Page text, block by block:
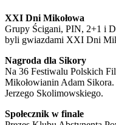
XXI Dni Mikołowa
Grupy Ścigani, PIN, 2+1 i
byli gwiazdami XXI Dni
Nagroda dla Sikory
Na 36 Festiwalu Polskich
Mikołowianin Adam
Jerzego Skolimowskiego.
Społecznik w finale